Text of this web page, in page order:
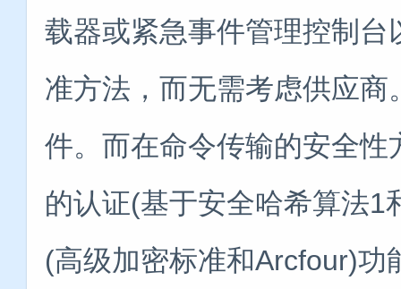
载器或紧急事件管理控制
准方法，而无需考虑供应
件。而在命令传输的安全
的认证(基于安全哈希算法1
(高级加密标准和Arcfour)功